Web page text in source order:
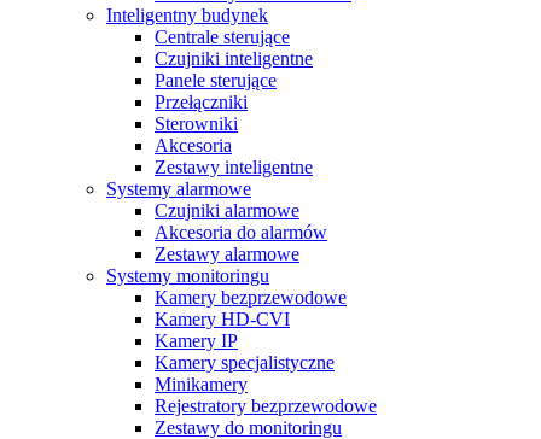
Inteligentny budynek
Centrale sterujące
Czujniki inteligentne
Panele sterujące
Przełączniki
Sterowniki
Akcesoria
Zestawy inteligentne
Systemy alarmowe
Czujniki alarmowe
Akcesoria do alarmów
Zestawy alarmowe
Systemy monitoringu
Kamery bezprzewodowe
Kamery HD-CVI
Kamery IP
Kamery specjalistyczne
Minikamery
Rejestratory bezprzewodowe
Zestawy do monitoringu